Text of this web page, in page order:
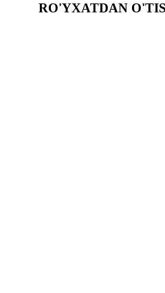
RO'YXATDAN